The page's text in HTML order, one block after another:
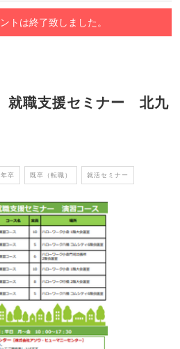
トは終了致しました。
就職支援セミナー 北九
卒 既卒（転職） 就活セミナー